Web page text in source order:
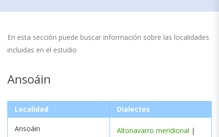
En esta sección puede buscar información sobre las localidades
incluidas en el estudio
Ansoáin
Localidad Dialectos
Ansoáin Altonavarro meridional |